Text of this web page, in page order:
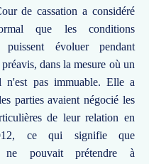
de cassation a considéré
que les conditions
puissent évoluer pendant
dans la mesure où un
n'est pas immuable. Elle a
parties avaient négocié les
de leur relation en
ce qui signifie que
ne pouvait prétendre à